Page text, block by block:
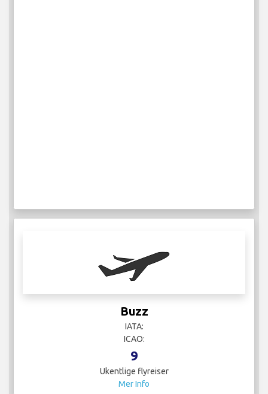
Buzz
IATA:
ICAO:
9
Ukentlige flyreiser
Mer Info